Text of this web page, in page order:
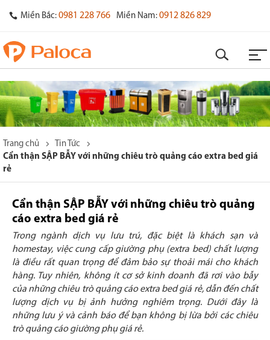
Miền Bắc: 0981 228 766 Miền Nam: 0912 826 829
Trang chủ
Tin Tức
Cẩn thận SẬP BẪY với những chiêu trò quảng cáo extra bed giá
rẻ
Cẩn thận SẬP BẪY với những chiêu trò quảng
cáo extra bed giá rẻ
Trong ngành dịch vụ lưu trú, đặc biệt là khách sạn và
homestay, việc cung cấp giường phụ (extra bed) chất lượng
là điều rất quan trọng để đảm bảo sự thoải mái cho khách
hàng. Tuy nhiên, không ít cơ sở kinh doanh đã rơi vào bẫy
của những chiêu trò quảng cáo extra bed giá rẻ, dẫn đến chất
lượng dịch vụ bị ảnh hưởng nghiêm trọng. Dưới đây là
những lưu ý và cảnh báo để bạn không bị lừa bởi các chiêu
trò quảng cáo giường phụ giá rẻ.